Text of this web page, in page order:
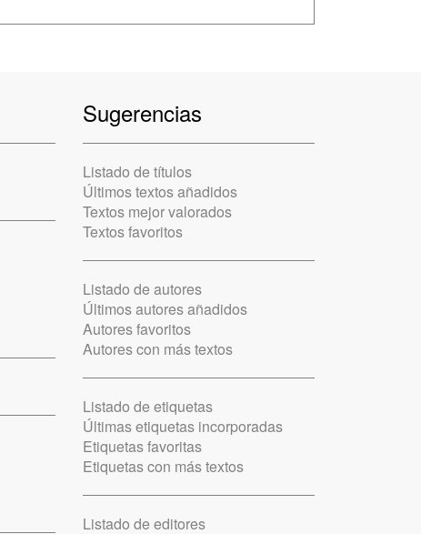
Sugerencias
Listado de títulos
Últimos textos añadidos
Textos mejor valorados
Textos favoritos
Listado de autores
Últimos autores añadidos
Autores favoritos
Autores con más textos
Listado de etiquetas
Últimas etiquetas incorporadas
Etiquetas favoritas
Etiquetas con más textos
Listado de editores